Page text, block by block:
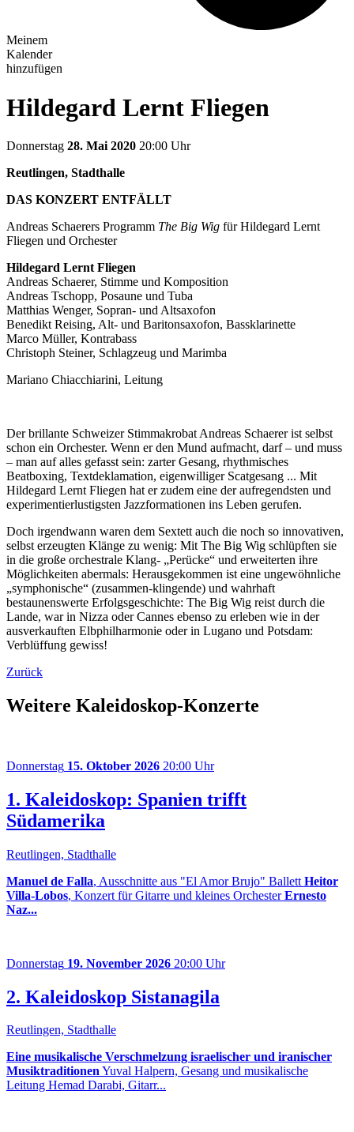
Meinem
Kalender
hinzufügen
Hildegard Lernt Fliegen
Donnerstag 28. Mai 2020 20:00 Uhr
Reutlingen, Stadthalle
DAS KONZERT ENTFÄLLT
Andreas Schaerers Programm The Big Wig für Hildegard Lernt
Fliegen und Orchester
Hildegard Lernt Fliegen
Andreas Schaerer, Stimme und Komposition
Andreas Tschopp, Posaune und Tuba
Matthias Wenger, Sopran- und Altsaxofon
Benedikt Reising, Alt- und Baritonsaxofon, Bassklarinette
Marco Müller, Kontrabass
Christoph Steiner, Schlagzeug und Marimba
Mariano Chiacchiarini, Leitung
Der brillante Schweizer Stimmakrobat Andreas Schaerer ist selbst
schon ein Orchester. Wenn er den Mund aufmacht, darf – und muss
– man auf alles gefasst sein: zarter Gesang, rhythmisches
Beatboxing, Textdeklamation, eigenwilliger Scatgesang ... Mit
Hildegard Lernt Fliegen hat er zudem eine der aufregendsten und
experimentierlustigsten Jazzformationen ins Leben gerufen.
Doch irgendwann waren dem Sextett auch die noch so innovativen,
selbst erzeugten Klänge zu wenig: Mit The Big Wig schlüpften sie
in die große orchestrale Klang- „Perücke“ und erweiterten ihre
Möglichkeiten abermals: Herausgekommen ist eine ungewöhnliche
„symphonische“ (zusammen-klingende) und wahrhaft
bestaunenswerte Erfolgsgeschichte: The Big Wig reist durch die
Lande, war in Nizza oder Cannes ebenso zu erleben wie in der
ausverkauften Elbphilharmonie oder in Lugano und Potsdam:
Verblüffung gewiss!
Zurück
Weitere Kaleidoskop-Konzerte
Donnerstag 15. Oktober 2026 20:00 Uhr
1. Kaleidoskop: Spanien trifft
Südamerika
Reutlingen, Stadthalle
Manuel de Falla, Ausschnitte aus "El Amor Brujo" Ballett Heitor
Villa-Lobos, Konzert für Gitarre und kleines OrchesterErnesto
Naz...
Donnerstag 19. November 2026 20:00 Uhr
2. Kaleidoskop Sistanagila
Reutlingen, Stadthalle
Eine musikalische Verschmelzung israelischer und iranischer
MusiktraditionenYuval Halpern, Gesang und musikalische
Leitung Hemad Darabi, Gitarr...